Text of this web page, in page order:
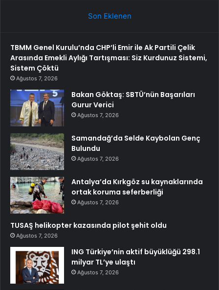
Son Eklenen
TBMM Genel Kurulu’nda CHP’li Emir ile Ak Partili Çelik
Arasında Emekli Aylığı Tartışması: Siz Kurdunuz Sistemi,
Sistem Çöktü
Ağustos 7, 2026
Bakan Göktaş: SBTÜ’nün Başarıları
Gurur Verici
Ağustos 7, 2026
Samandağ’da Selde Kaybolan Genç
Bulundu
Ağustos 7, 2026
Antalya’da Kırkgöz su kaynaklarında
ortak koruma seferberliği
Ağustos 7, 2026
TUSAŞ helikopter kazasında pilot şehit oldu
Ağustos 7, 2026
ING Türkiye’nin aktif büyüklüğü 298.1
milyar TL’ye ulaştı
Ağustos 7, 2026